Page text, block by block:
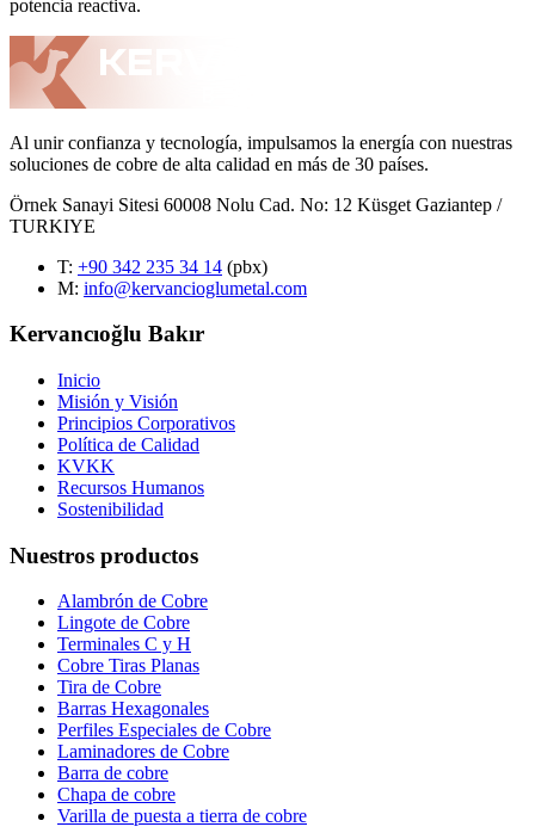
potencia reactiva.
Al unir confianza y tecnología, impulsamos la energía con nuestras
soluciones de cobre de alta calidad en más de 30 países.
Örnek Sanayi Sitesi 60008 Nolu Cad. No: 12 Küsget Gaziantep /
TURKIYE
T: +90 342 235 34 14 (pbx)
M: info@kervancioglumetal.com
Kervancıoğlu Bakır
Inicio
Misión y Visión
Principios Corporativos
Política de Calidad
KVKK
Recursos Humanos
Sostenibilidad
Nuestros productos
Alambrón de Cobre
Lingote de Cobre
Terminales C y H
Cobre Tiras Planas
Tira de Cobre
Barras Hexagonales
Perfiles Especiales de Cobre
Laminadores de Cobre
Barra de cobre
Chapa de cobre
Varilla de puesta a tierra de cobre